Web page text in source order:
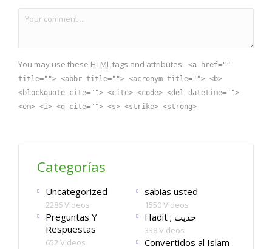
You may use these HTMLtags and attributes: <a href=""
title=""> <abbr title=""> <acronym title=""> <b>
<blockquote cite=""> <cite> <code> <del datetime="">
<em> <i> <q cite=""> <s> <strike> <strong>
Categorías
Uncategorized
2286 Videos
sabias usted
1550 Videos
Preguntas Y
Respuestas
652 Videos
Hadit ; حديث
338 Videos
Convertidos al Islam